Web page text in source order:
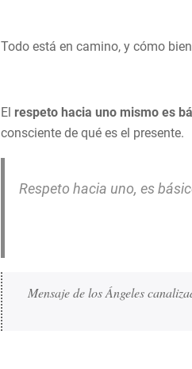
Todo está en camino, y cómo
El respeto hacia uno mismo es
consciente de qué es el presente.
Respeto hacia uno, es
Mensaje de los Ángeles